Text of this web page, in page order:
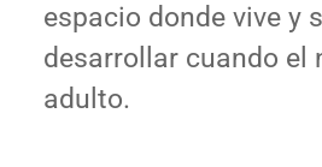
espacio donde vive y
desarrollar cuando el
adulto.